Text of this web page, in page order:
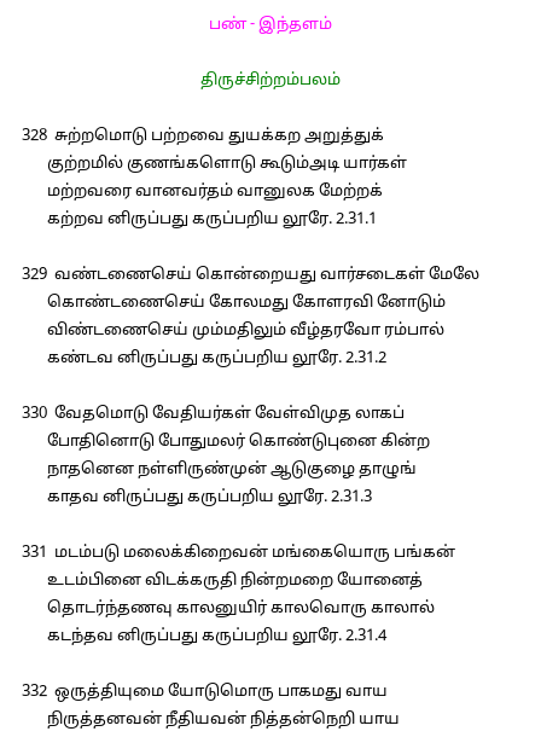
பண் - இந்தளம்
திருச்சிற்றம்பலம்
328 சுற்றமொடு பற்றவை துயக்கற அறுத்துக்
குற்றமில் குணங்களொடு கூடும்அடி யார்கள்
மற்றவரை வானவர்தம் வானுலக மேற்றக்
கற்றவ னிருப்பது கருப்பறிய லூரே. 2.31.1
329 வண்டணைசெய் கொன்றையது வார்சடைகள் மேலே
கொண்டணைசெய் கோலமது கோளரவி னோடும்
விண்டணைசெய் மும்மதிலும் வீழ்தரவோ ரம்பால்
கண்டவ னிருப்பது கருப்பறிய லூரே. 2.31.2
330 வேதமொடு வேதியர்கள் வேள்விமுத லாகப்
போதினொடு போதுமலர் கொண்டுபுனை கின்ற
நாதனென நள்ளிருண்முன் ஆடுகுழை தாழுங்
காதவ னிருப்பது கருப்பறிய லூரே. 2.31.3
331 மடம்படு மலைக்கிறைவன் மங்கையொரு பங்கன்
உடம்பினை விடக்கருதி நின்றமறை யோனைத்
தொடர்ந்தணவு காலனுயிர் காலவொரு காலால்
கடந்தவ னிருப்பது கருப்பறிய லூரே. 2.31.4
332 ஒருத்தியுமை யோடுமொரு பாகமது வாய
நிருத்தனவன் நீதியவன் நித்தன்நெறி யாய